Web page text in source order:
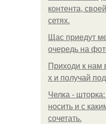
контента,
сетях.
Щас приедут
очередь на
Приходи к нам
х и получай
Челка -
носить и с
сочетать.